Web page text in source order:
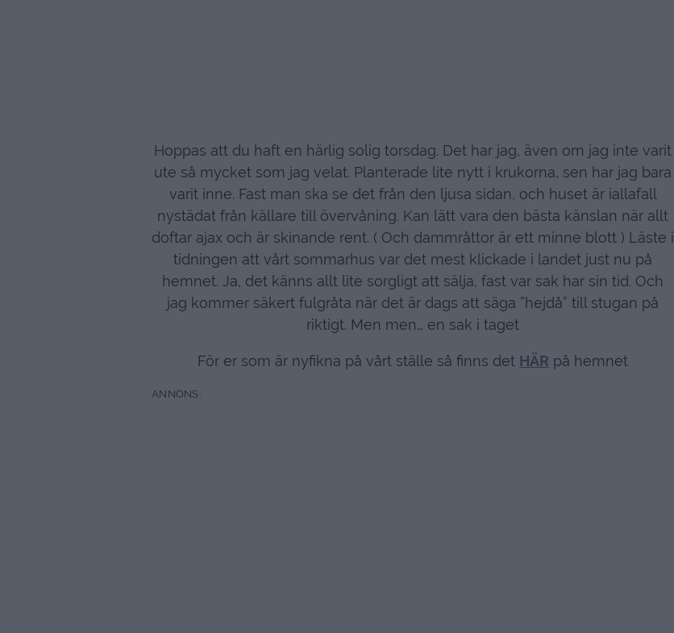
Hoppas att du haft en härlig solig torsdag. Det har jag, även om jag inte varit
ute så mycket som jag velat. Planterade lite nytt i krukorna, sen har jag bara
varit inne. Fast man ska se det från den ljusa sidan, och huset är iallafall
nystädat från källare till övervåning. Kan lätt vara den bästa känslan när allt
doftar ajax och är skinande rent. ( Och dammråttor är ett minne blott ) Läste i
tidningen att vårt sommarhus var det mest klickade i landet just nu på
hemnet. Ja, det känns allt lite sorgligt att sälja, fast var sak har sin tid. Och
jag kommer säkert fulgråta när det är dags att säga ”hejdå” till stugan på
riktigt. Men men… en sak i taget
För er som är nyfikna på vårt ställe så finns det HÄR på hemnet